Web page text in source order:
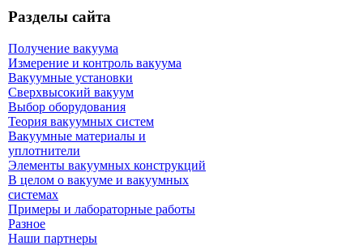
Разделы сайта
Получение вакуума
Измерение и контроль вакуума
Вакуумные установки
Сверхвысокий вакуум
Выбор оборудования
Теория вакуумных систем
Вакуумные материалы и
уплотнители
Элементы вакуумных конструкций
В целом о вакууме и вакуумных
системах
Примеры и лабораторные работы
Разное
Наши партнеры